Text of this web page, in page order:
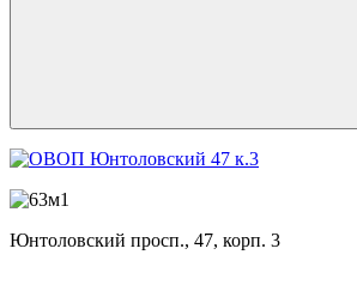
Юнтоловский просп., 47, корп. 3